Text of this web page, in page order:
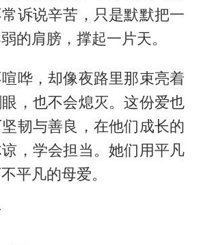
诉说辛苦，只是默默把一
的肩膀，撑起一片天。
哗，却像夜路里那束亮着
，也不会熄灭。这份爱也
韧与善良，在他们成长的
，学会担当。她们用平凡
平凡的母爱。